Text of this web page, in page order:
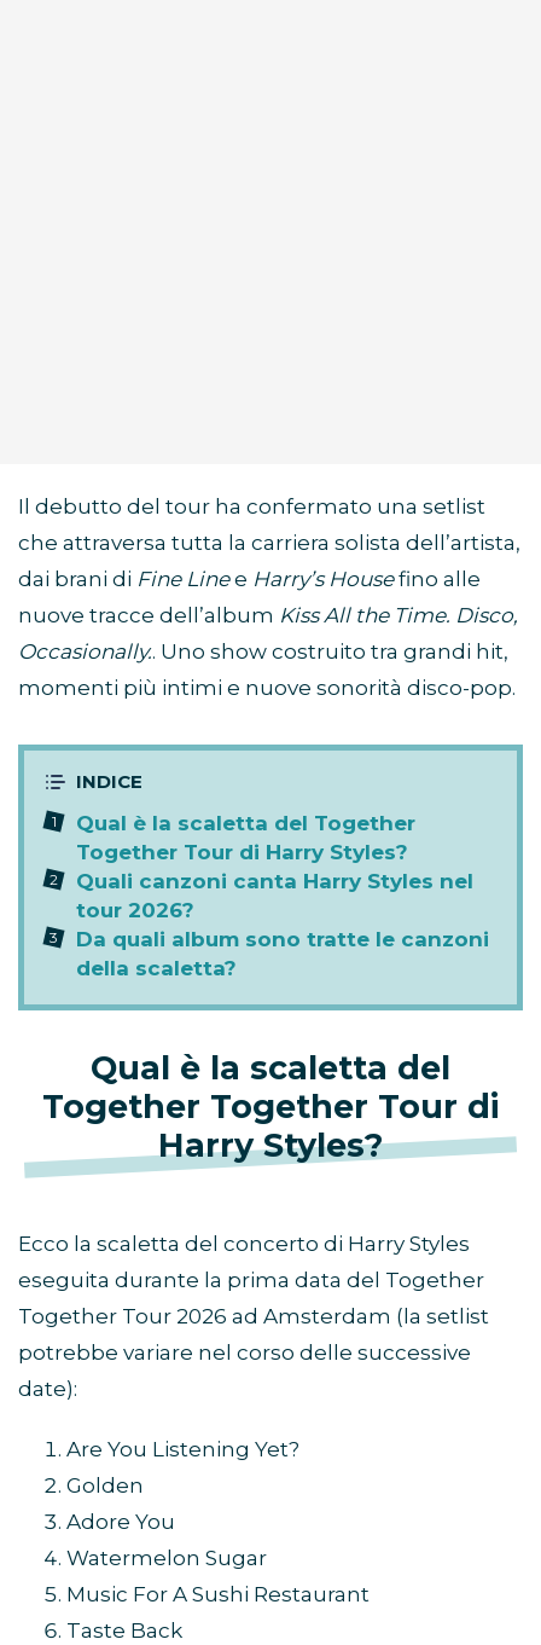
Il debutto del tour ha confermato una setlist
che attraversa tutta la carriera solista dell’artista,
dai brani di Fine Linee Harry’s Housefino alle
nuove tracce dell’album Kiss All the Time. Disco,
Occasionally.. Uno show costruito tra grandi hit,
momenti più intimi e nuove sonorità disco-pop.
Qual è la scaletta del Together
Together Tour di Harry Styles?
Quali canzoni canta Harry Styles nel
tour 2026?
Da quali album sono tratte le canzoni
della scaletta?
Qual è la scaletta del
Together Together Tour di
Harry Styles?
Ecco la scaletta del concerto di Harry Styles
eseguita durante la prima data del Together
Together Tour 2026 ad Amsterdam (la setlist
potrebbe variare nel corso delle successive
date):
Are You Listening Yet?
Golden
Adore You
Watermelon Sugar
Music For A Sushi Restaurant
Taste Back